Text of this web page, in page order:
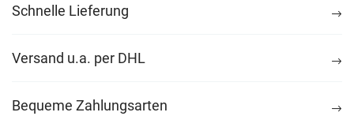
Schnelle Lieferung
Versand u.a. per DHL
Bequeme Zahlungsarten